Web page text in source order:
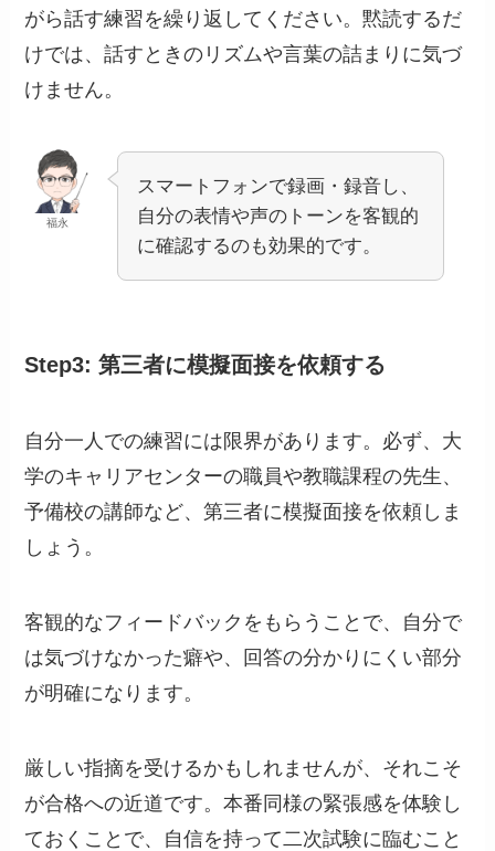
がら話す練習を繰り返してください。黙読するだ
けでは、話すときのリズムや言葉の詰まりに気づ
けません。
福永
スマートフォンで録画・録音し、
自分の表情や声のトーンを客観的
に確認するのも効果的です。
Step3: 第三者に模擬面接を依頼する
自分一人での練習には限界があります。必ず、大
学のキャリアセンターの職員や教職課程の先生、
予備校の講師など、第三者に模擬面接を依頼しま
しょう。
客観的なフィードバックをもらうことで、自分で
は気づけなかった癖や、回答の分かりにくい部分
が明確になります。
厳しい指摘を受けるかもしれませんが、それこそ
が合格への近道です。本番同様の緊張感を体験し
ておくことで、自信を持って二次試験に臨むこと